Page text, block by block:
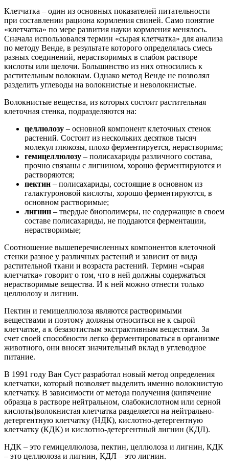
Клетчатка – один из основных показателей питательности
при составлении рациона кормления свиней. Само понятие
«клетчатка» по мере развития науки кормления менялось.
Сначала использовался термин «сырая клетчатка» для анализа
по методу Венде, в результате которого определялась смесь
разных соединений, нерастворимых в слабом растворе
кислоты или щелочи. Большинство из них относились к
растительным волокнам. Однако метод Венде не позволял
разделить углеводы на волокнистые и неволокнистые.
Волокнистые вещества, из которых состоит растительная
клеточная стенка, подразделяются на:
целлюлозу – основной компонент клеточных стенок
растений. Состоит из нескольких десятков тысяч
молекул глюкозы, плохо ферментируется, нерастворима;
гемицеллюлозу – полисахариды различного состава,
прочно связаны с лигнином, хорошо ферментируются и
растворяются;
пектин – полисахариды, состоящие в основном из
галактуроновой кислоты, хорошо ферментируются, в
основном растворимые;
лигнин – твердые биополимеры, не содержащие в своем
составе полисахариды, не поддаются ферментации,
нерастворимые;
Соотношение вышеперечисленных компонентов клеточной
стенки разное у различных растений и зависит от вида
растительной ткани и возраста растений. Термин «сырая
клетчатка» говорит о том, что в ней должны содержаться
нерастворимые вещества. И к ней можно отнести только
целлюлозу и лигнин.
Пектин и гемицеллюлоза являются растворимыми
веществами и поэтому должны относиться не к сырой
клетчатке, а к безазотистым экстрактивным веществам. За
счет своей способности легко ферментироваться в организме
животного, они вносят значительный вклад в углеводное
питание.
В 1991 году Ван Суст разработал новый метод определения
клетчатки, который позволяет выделить именно волокнистую
клетчатку. В зависимости от метода получения (кипячение
образца в растворе нейтральном, слабокислотном или серной
кислоты)волокнистая клетчатка разделяется на нейтрально-
детергентную клетчатку (НДК), кислотно-детергентную
клетчатку (КДК) и кислотно-детергентный лигнин (КДЛ).
НДК – это гемицеллюлоза, пектин, целлюлоза и лигнин, КДК
– это целлюлоза и лигнин, КДЛ – это лигнин.